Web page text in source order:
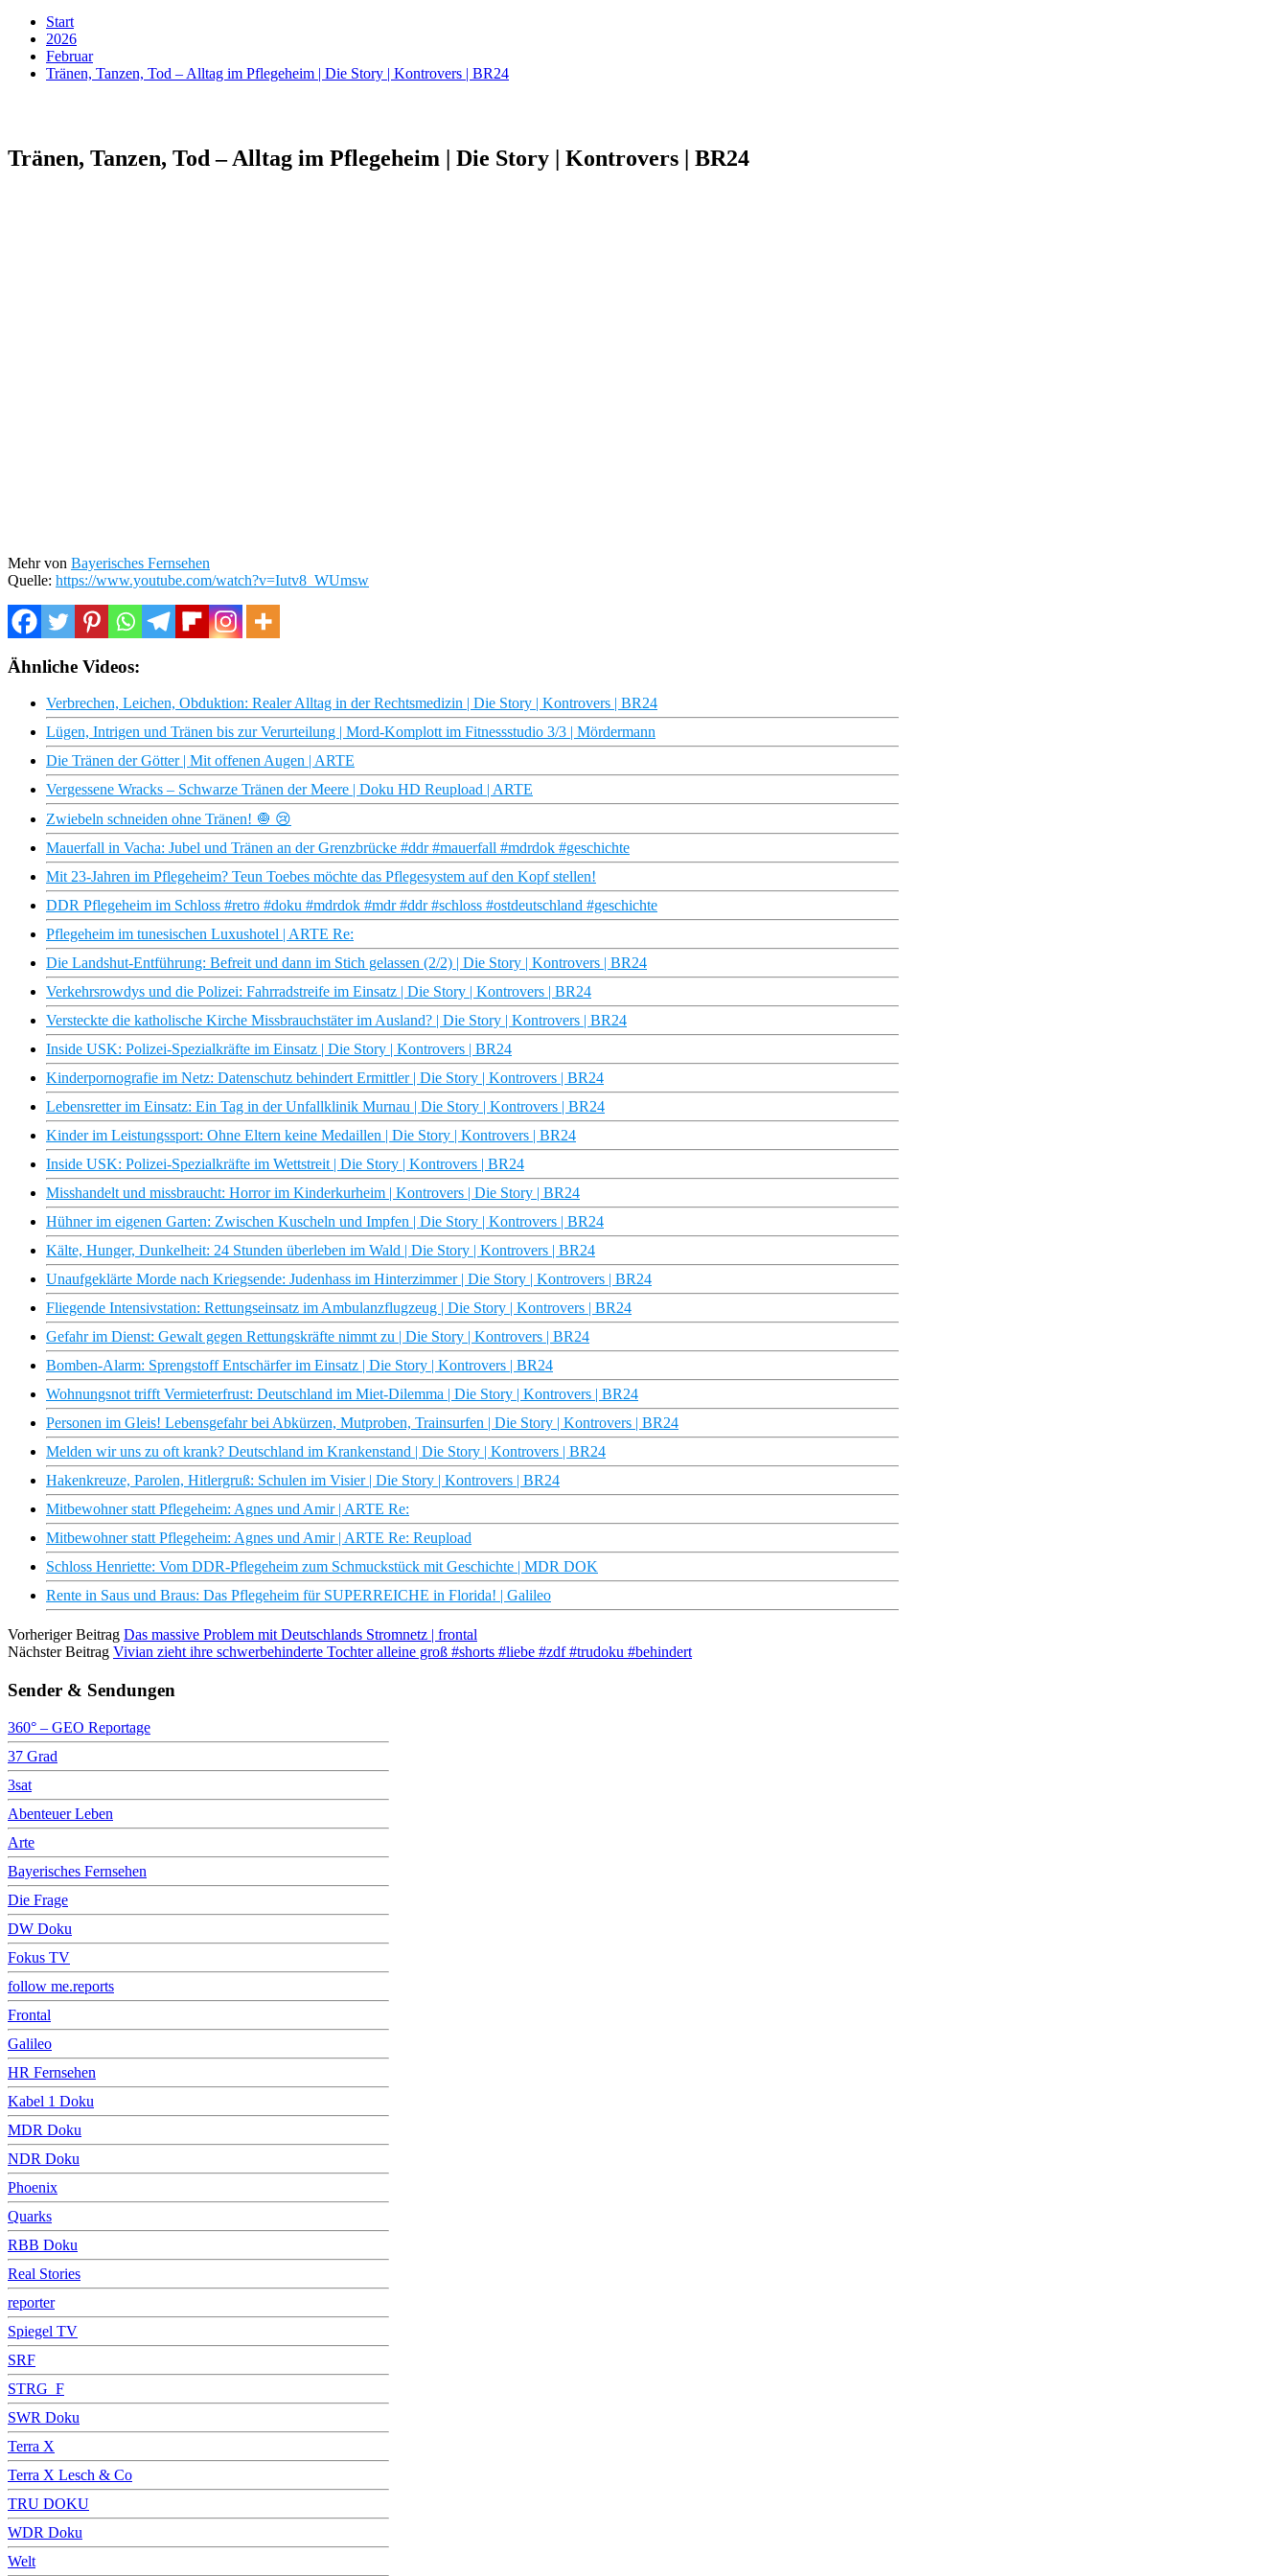
Start
2026
Februar
Tränen, Tanzen, Tod – Alltag im Pflegeheim | Die Story | Kontrovers | BR24
Tränen, Tanzen, Tod – Alltag im Pflegeheim | Die Story | Kontrovers | BR24
Mehr von Bayerisches Fernsehen
Quelle: https://www.youtube.com/watch?v=Iutv8_WUmsw
Ähnliche Videos:
Verbrechen, Leichen, Obduktion: Realer Alltag in der Rechtsmedizin | Die Story | Kontrovers | BR24
Lügen, Intrigen und Tränen bis zur Verurteilung | Mord-Komplott im Fitnessstudio 3/3 | Mördermann
Die Tränen der Götter | Mit offenen Augen | ARTE
Vergessene Wracks – Schwarze Tränen der Meere | Doku HD Reupload | ARTE
Zwiebeln schneiden ohne Tränen! 🧅 😢
Mauerfall in Vacha: Jubel und Tränen an der Grenzbrücke #ddr #mauerfall #mdrdok #geschichte
Mit 23-Jahren im Pflegeheim? Teun Toebes möchte das Pflegesystem auf den Kopf stellen!
DDR Pflegeheim im Schloss #retro #doku #mdrdok #mdr #ddr #schloss #ostdeutschland #geschichte
Pflegeheim im tunesischen Luxushotel | ARTE Re:
Die Landshut-Entführung: Befreit und dann im Stich gelassen (2/2) | Die Story | Kontrovers | BR24
Verkehrsrowdys und die Polizei: Fahrradstreife im Einsatz | Die Story | Kontrovers | BR24
Versteckte die katholische Kirche Missbrauchstäter im Ausland? | Die Story | Kontrovers | BR24
Inside USK: Polizei-Spezialkräfte im Einsatz | Die Story | Kontrovers | BR24
Kinderpornografie im Netz: Datenschutz behindert Ermittler | Die Story | Kontrovers | BR24
Lebensretter im Einsatz: Ein Tag in der Unfallklinik Murnau | Die Story | Kontrovers | BR24
Kinder im Leistungssport: Ohne Eltern keine Medaillen | Die Story | Kontrovers | BR24
Inside USK: Polizei-Spezialkräfte im Wettstreit | Die Story | Kontrovers | BR24
Misshandelt und missbraucht: Horror im Kinderkurheim | Kontrovers | Die Story | BR24
Hühner im eigenen Garten: Zwischen Kuscheln und Impfen | Die Story | Kontrovers | BR24
Kälte, Hunger, Dunkelheit: 24 Stunden überleben im Wald | Die Story | Kontrovers | BR24
Unaufgeklärte Morde nach Kriegsende: Judenhass im Hinterzimmer | Die Story | Kontrovers | BR24
Fliegende Intensivstation: Rettungseinsatz im Ambulanzflugzeug | Die Story | Kontrovers | BR24
Gefahr im Dienst: Gewalt gegen Rettungskräfte nimmt zu | Die Story | Kontrovers | BR24
Bomben-Alarm: Sprengstoff Entschärfer im Einsatz | Die Story | Kontrovers | BR24
Wohnungsnot trifft Vermieterfrust: Deutschland im Miet-Dilemma | Die Story | Kontrovers | BR24
Personen im Gleis! Lebensgefahr bei Abkürzen, Mutproben, Trainsurfen | Die Story | Kontrovers | BR24
Melden wir uns zu oft krank? Deutschland im Krankenstand | Die Story | Kontrovers | BR24
Hakenkreuze, Parolen, Hitlergruß: Schulen im Visier | Die Story | Kontrovers | BR24
Mitbewohner statt Pflegeheim: Agnes und Amir | ARTE Re:
Mitbewohner statt Pflegeheim: Agnes und Amir | ARTE Re: Reupload
Schloss Henriette: Vom DDR-Pflegeheim zum Schmuckstück mit Geschichte | MDR DOK
Rente in Saus und Braus: Das Pflegeheim für SUPERREICHE in Florida! | Galileo
Vorheriger Beitrag Das massive Problem mit Deutschlands Stromnetz | frontal
Nächster Beitrag Vivian zieht ihre schwerbehinderte Tochter alleine groß #shorts #liebe #zdf #trudoku #behindert
Sender & Sendungen
360° – GEO Reportage
37 Grad
3sat
Abenteuer Leben
Arte
Bayerisches Fernsehen
Die Frage
DW Doku
Fokus TV
follow me.reports
Frontal
Galileo
HR Fernsehen
Kabel 1 Doku
MDR Doku
NDR Doku
Phoenix
Quarks
RBB Doku
Real Stories
reporter
Spiegel TV
SRF
STRG_F
SWR Doku
Terra X
Terra X Lesch & Co
TRU DOKU
WDR Doku
Welt